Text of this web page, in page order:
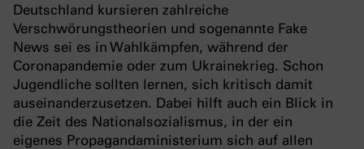
Deutschland kursieren zahlreiche
Verschwörungstheorien und sogenannte Fake
News sei es in Wahlkämpfen, während der
Coronapandemie oder zum Ukrainekrieg. Schon
Jugendliche sollten lernen, sich kritisch damit
auseinanderzusetzen. Dabei hilft auch ein Blick in
die Zeit des Nationalsozialismus, in der ein
eigenes Propagandaministerium sich auf allen